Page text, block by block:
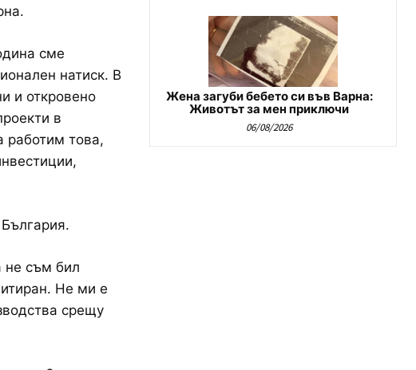
сме
натиск. В
и откровено
в
работим това,
не съм бил
Не ми е
срещу
Жена загуби бебето си във Варна:
Животът за мен приключи
06/08/2026